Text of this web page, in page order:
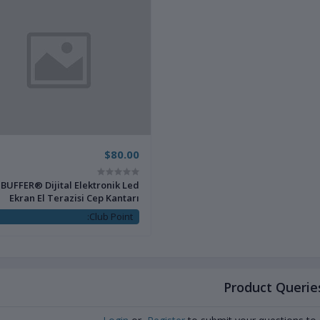
$80.00
BUFFER® Dijital Elektronik Led
Ekran El Terazisi Cep Kantarı
Tartısı
Club Point:
Product